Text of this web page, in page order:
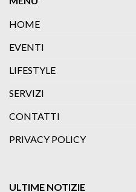
HOME
EVENTI
LIFESTYLE
SERVIZI
CONTATTI
PRIVACY POLICY
ULTIME NOTIZIE